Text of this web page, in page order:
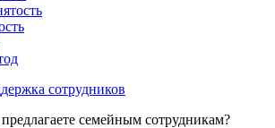
сотрудников
семейным сотрудникам?